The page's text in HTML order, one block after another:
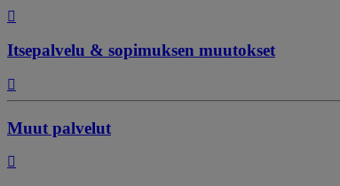
Itsepalvelu & sopimuksen muutokset
Muut palvelut